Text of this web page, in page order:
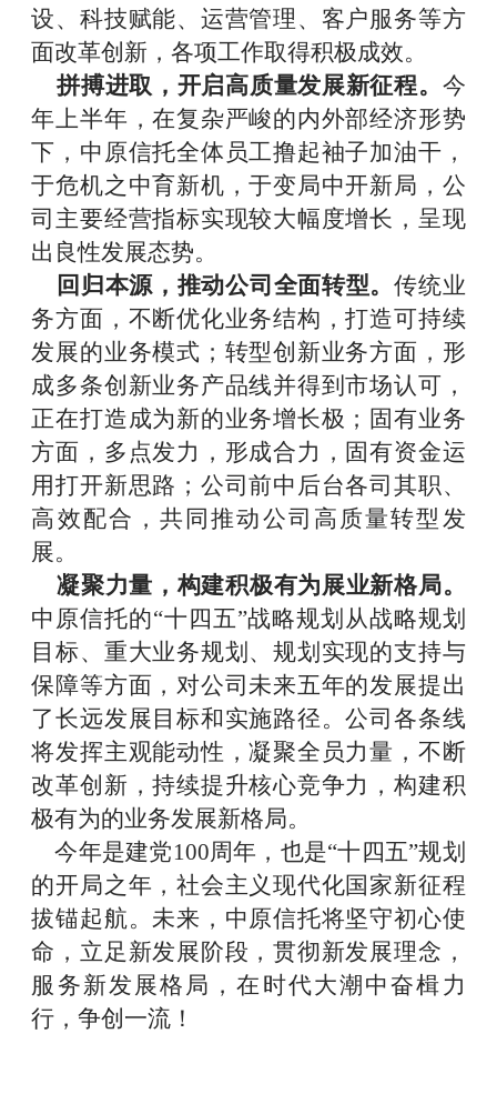
设、科技赋能、运营管理、客户服务等方
面改革创新，各项工作取得积极成效。
拼搏进取，开启高质量发展新征程。 今
年上半年，在复杂严峻的内外部经济形势
下，中原信托全体员工撸起袖子加油干，
于危机之中育新机，于变局中开新局，公
司主要经营指标实现较大幅度增长，呈现
出良性发展态势。
回归本源，推动公司全面转型。传统业
务方面，不断优化业务结构，打造可持续
发展的业务模式；转型创新业务方面，形
成多条创新业务产品线并得到市场认可，
正在打造成为新的业务增长极；固有业务
方面，多点发力，形成合力，固有资金运
用打开新思路；公司前中后台各司其职、
高效配合，共同推动公司高质量转型发
展。
凝聚力量，构建积极有为展业新格局。
中原信托的“十四五”战略规划从战略规划
目标、重大业务规划、规划实现的支持与
保障等方面，对公司未来五年的发展提出
了长远发展目标和实施路径。公司各条线
将发挥主观能动性，凝聚全员力量，不断
改革创新，持续提升核心竞争力，构建积
极有为的业务发展新格局。
今年是建党100周年，也是“十四五”规划
的开局之年，社会主义现代化国家新征程
拔锚起航。未来，中原信托将坚守初心使
命，立足新发展阶段，贯彻新发展理念，
服务新发展格局，在时代大潮中奋楫力
行，争创一流！